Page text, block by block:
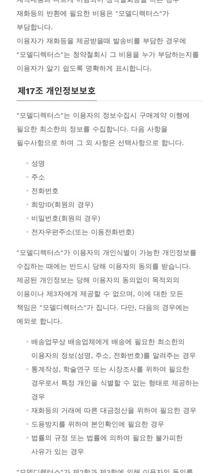
재화등의 반환에 필요한 비용은 "모델디렉터스"가
부담합니다.
이용자가 재화등을 제공받을때 발송비를 부담한 경우에
"모델디렉터스"는 청약철회시 그 비용을 누가 부담하는지를
이용자가 알기 쉽도록 명확하게 표시합니다.
제17조 개인정보보호
"모델디렉터스"는 이용자의 정보수집시 구매계약 이행에
필요한 최소한의 정보를 수집합니다. 다음 사항을
필수사항으로 하며 그 외 사항은 선택사항으로 합니다.
성명
주소
전화번호
희망ID(회원의 경우)
비밀번호(회원의 경우)
전자우편주소(또는 이동전화번호)
"모델디렉터스"가 이용자의 개인식별이 가능한 개인정보를
수집하는 때에는 반드시 당해 이용자의 동의를 받습니다.
제공된 개인정보는 당해 이용자의 동의없이 목적외의
이용이나 제3자에게 제공할 수 없으며, 이에 대한 모든
책임은 "모델디렉터스"가 집니다. 다만, 다음의 경우에는
예외로 합니다.
배송업무상 배송업체에게 배송에 필요한 최소한의
이용자의 정보(성명, 주소, 전화번호)를 알려주는 경우
통계작성, 학술연구 또는 시장조사를 위하여 필요한
경우로서 특정 개인을 식별할 수 없는 형태로 제공하는
경우
재화등의 거래에 따른 대금정산을 위하여 필요한 경우
도용방지를 위하여 본인확인에 필요한 경우
법률의 규정 또는 법률에 의하여 필요한 불가피한
사유가 있는 경우